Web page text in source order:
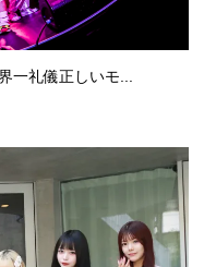
一礼儀正しいモ...